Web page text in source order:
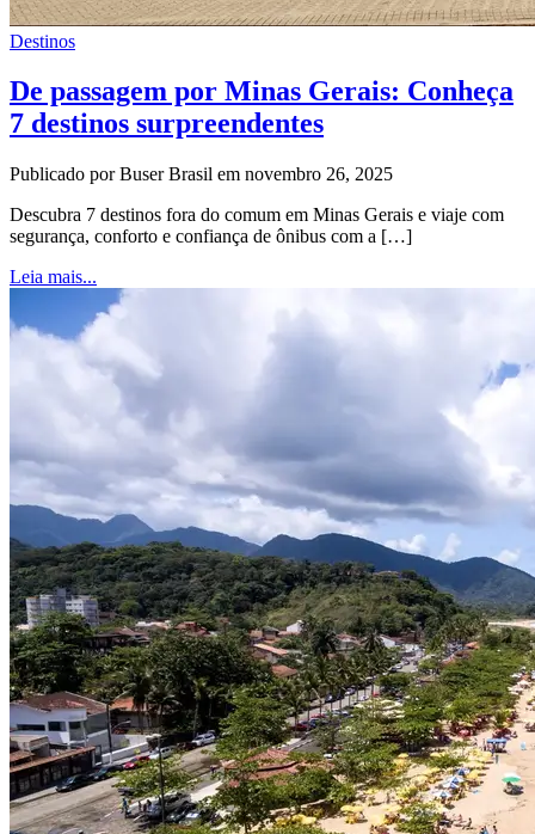
Destinos
De passagem por Minas Gerais: Conheça
7 destinos surpreendentes
Publicado por Buser Brasil em novembro 26, 2025
Descubra 7 destinos fora do comum em Minas Gerais e viaje com
segurança, conforto e confiança de ônibus com a […]
Leia mais...